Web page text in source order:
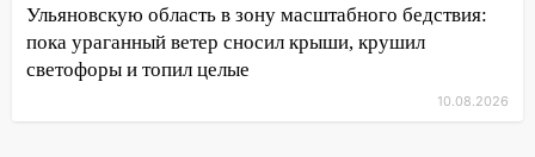
05:00 Боль, скованность и старение
дисков: как повседневные привычки
незаметно разрушают наш позвоночник
Ульяновскую область в зону масштабного бедствия:
пока ураганный ветер сносил крыши, крушил
светофоры и топил целые
10.08.2026